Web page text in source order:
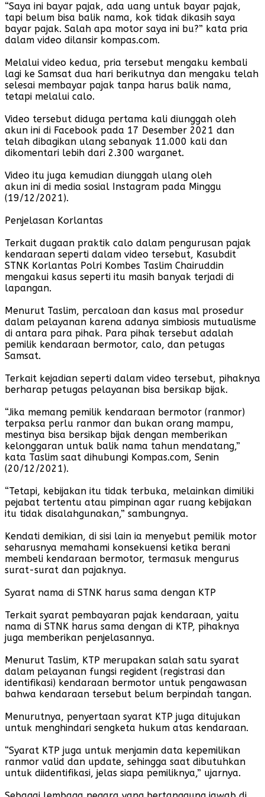
“Saya ini bayar pajak, ada uang untuk bayar pajak,
tapi belum bisa balik nama, kok tidak dikasih saya
bayar pajak. Salah apa motor saya ini bu?” kata pria
dalam video dilansir kompas.com.
Melalui video kedua, pria tersebut mengaku kembali
lagi ke Samsat dua hari berikutnya dan mengaku telah
selesai membayar pajak tanpa harus balik nama,
tetapi melalui calo.
Video tersebut diduga pertama kali diunggah oleh
akun ini di Facebook pada 17 Desember 2021 dan
telah dibagikan ulang sebanyak 11.000 kali dan
dikomentari lebih dari 2.300 warganet.
Video itu juga kemudian diunggah ulang oleh
akun ini di media sosial Instagram pada Minggu
(19/12/2021).
Penjelasan Korlantas
Terkait dugaan praktik calo dalam pengurusan pajak
kendaraan seperti dalam video tersebut, Kasubdit
STNK Korlantas Polri Kombes Taslim Chairuddin
mengakui kasus seperti itu masih banyak terjadi di
lapangan.
Menurut Taslim, percaloan dan kasus mal prosedur
dalam pelayanan karena adanya simbiosis mutualisme
di antara para pihak. Para pihak tersebut adalah
pemilik kendaraan bermotor, calo, dan petugas
Samsat.
Terkait kejadian seperti dalam video tersebut, pihaknya
berharap petugas pelayanan bisa bersikap bijak.
“Jika memang pemilik kendaraan bermotor (ranmor)
terpaksa perlu ranmor dan bukan orang mampu,
mestinya bisa bersikap bijak dengan memberikan
kelonggaran untuk balik nama tahun mendatang,”
kata Taslim saat dihubungi Kompas.com, Senin
(20/12/2021).
“Tetapi, kebijakan itu tidak terbuka, melainkan dimiliki
pejabat tertentu atau pimpinan agar ruang kebijakan
itu tidak disalahgunakan,” sambungnya.
Kendati demikian, di sisi lain ia menyebut pemilik motor
seharusnya memahami konsekuensi ketika berani
membeli kendaraan bermotor, termasuk mengurus
surat-surat dan pajaknya.
Syarat nama di STNK harus sama dengan KTP
Terkait syarat pembayaran pajak kendaraan, yaitu
nama di STNK harus sama dengan di KTP, pihaknya
juga memberikan penjelasannya.
Menurut Taslim, KTP merupakan salah satu syarat
dalam pelayanan fungsi regident (registrasi dan
identifikasi) kendaraan bermotor untuk pengawasan
bahwa kendaraan tersebut belum berpindah tangan.
Menurutnya, penyertaan syarat KTP juga ditujukan
untuk menghindari sengketa hukum atas kendaraan.
“Syarat KTP juga untuk menjamin data kepemilikan
ranmor valid dan update, sehingga saat dibutuhkan
untuk diidentifikasi, jelas siapa pemiliknya,” ujarnya.